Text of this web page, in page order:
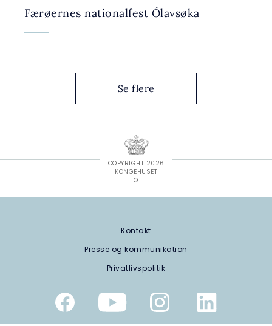
Færøernes nationalfest Ólavsøka
Se flere
COPYRIGHT 2026
KONGEHUSET
©
Kontakt
Presse og kommunikation
Privatlivspolitik